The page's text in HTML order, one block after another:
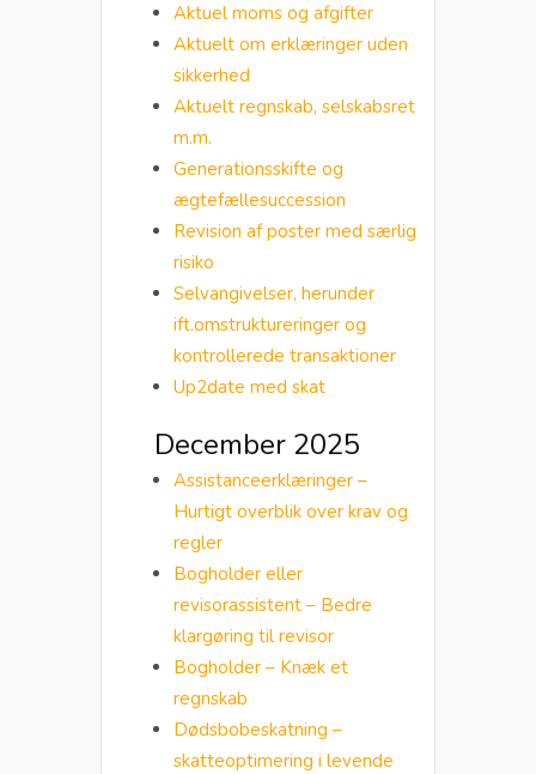
Aktuel moms og afgifter
Aktuelt om erklæringer uden
sikkerhed
Aktuelt regnskab, selskabsret
m.m.
Generationsskifte og
ægtefællesuccession
Revision af poster med særlig
risiko
Selvangivelser, herunder
ift.omstruktureringer og
kontrollerede transaktioner
Up2date med skat
December 2025
Assistanceerklæringer –
Hurtigt overblik over krav og
regler
Bogholder eller
revisorassistent – Bedre
klargøring til revisor
Bogholder – Knæk et
regnskab
Dødsbobeskatning –
skatteoptimering i levende